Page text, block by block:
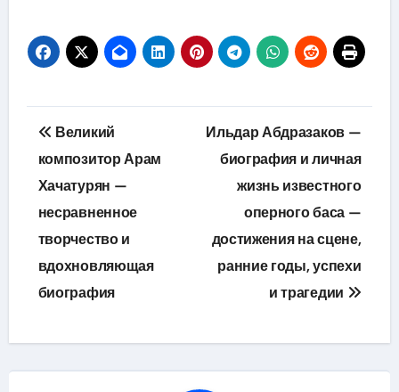
Навигация
по
записям
Великий
композитор Арам
Хачатурян —
несравненное
творчество и
вдохновляющая
биография
Ильдар Абдразаков —
биография и личная
жизнь известного
оперного баса —
достижения на сцене,
ранние годы, успехи
и трагедии